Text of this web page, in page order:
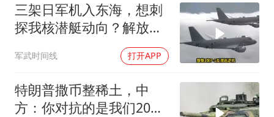
三架日军机入东海，想刺
探我核潜艇动向？解放军
军武时间线 打开APP
特朗普撒币整稀土，中
方：你对抗的是我们20年